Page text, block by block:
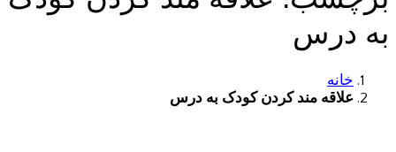
به درس
خانه
علاقه مند کردن کودک به درس